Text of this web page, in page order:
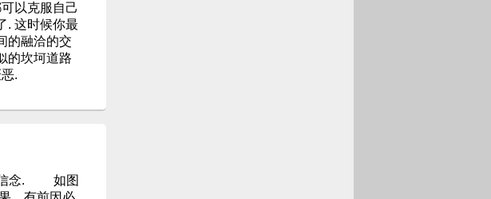
以克服自己
. 这时候你最
的融洽的交
的坎坷道路
.
信念. 如图